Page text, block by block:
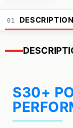
01 DESCRIPTION
S30+